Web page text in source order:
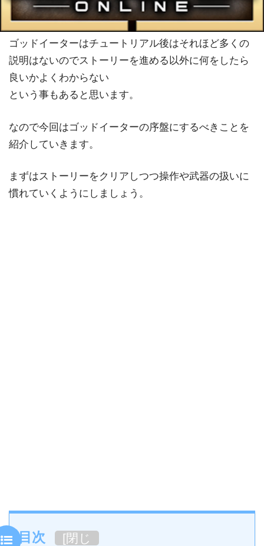
ゴッドイーターはチュートリアル後はそれほど多くの
説明はないのでストーリーを進める以外に何をしたら
良いかよくわからない
という事もあると思います。
なので今回はゴッドイーターの序盤にするべきことを
紹介していきます。
まずはストーリーをクリアしつつ操作や武器の扱いに
慣れていくようにしましょう。
目次 [閉じ